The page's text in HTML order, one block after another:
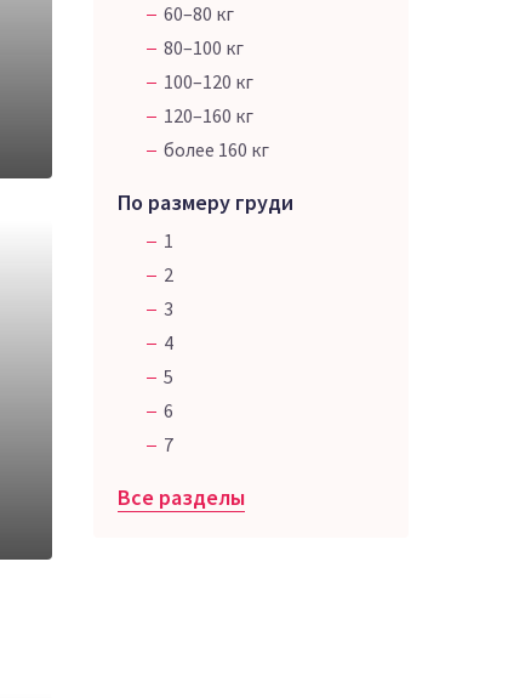
60–80 кг
80–100 кг
100–120 кг
120–160 кг
более 160 кг
По размеру груди
1
2
3
4
5
6
7
Все разделы